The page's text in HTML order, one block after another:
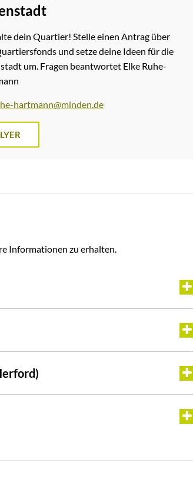
dein Quartier! Stelle einen Antrag über
und setze deine Ideen für die
um. Fragen beantwortet Elke Ruhe-
hartmann@minden.de
Informationen zu erhalten.